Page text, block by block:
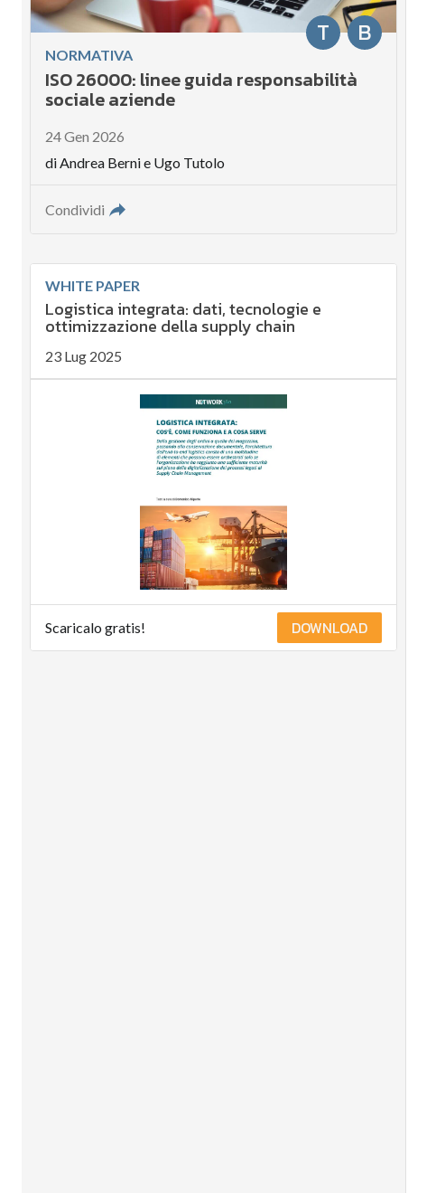
B
T
NORMATIVA
ISO 26000: linee guida responsabilità
sociale aziende
24 Gen 2026
diAndrea Bernie Ugo Tutolo
Condividi
WHITE PAPER
Logistica integrata: dati, tecnologie e
ottimizzazione della supply chain
23 Lug 2025
Scaricalo gratis! DOWNLOAD